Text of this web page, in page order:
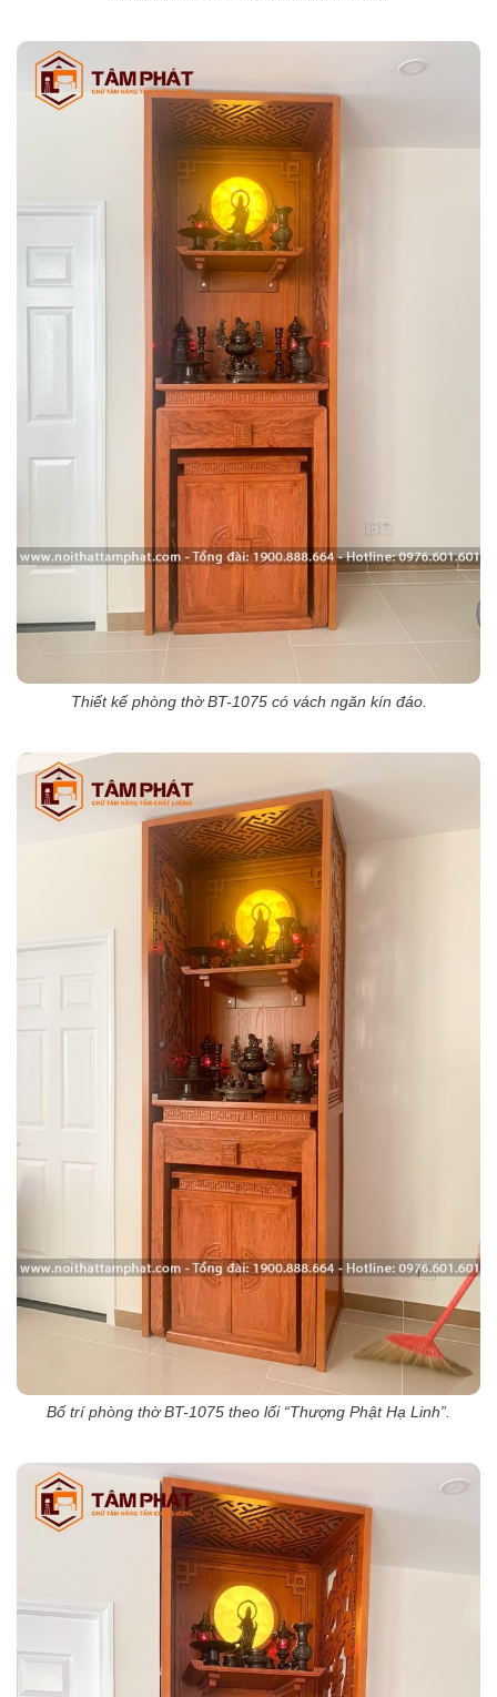
Thiết kế phòng thờ BT-1075 có vách ngăn kín đáo.
Bố trí phòng thờ BT-1075 theo lối “Thượng Phật Hạ Linh”.